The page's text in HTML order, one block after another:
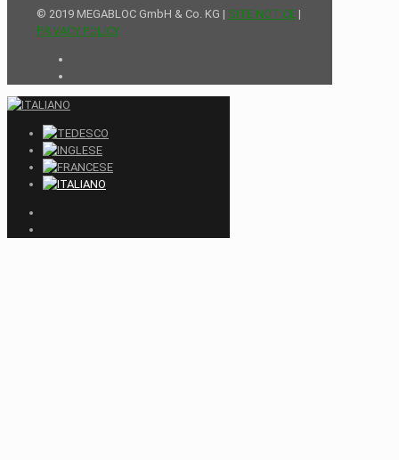
© 2019 MEGABLOC GmbH & Co. KG | SITE NOTICE |
PRIVACY POLICY